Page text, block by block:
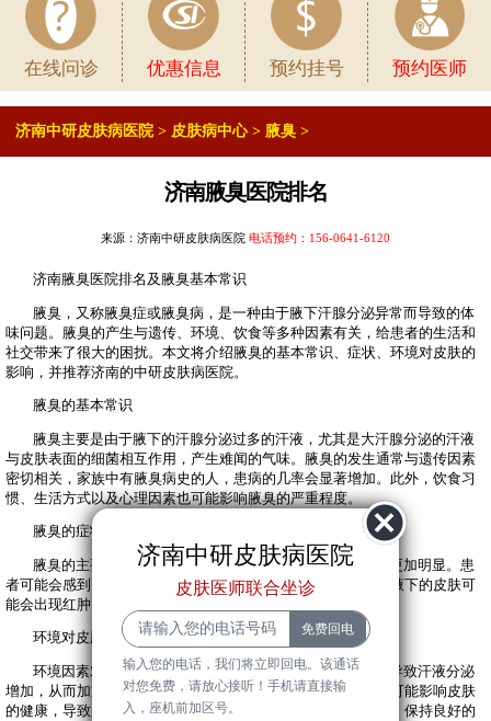
在线问诊 优惠信息 预约挂号 预约医师
济南中研皮肤病医院 > 皮肤病中心> 腋臭 >
济南腋臭医院排名
来源：济南中研皮肤病医院 电话预约： 156-0641-6120
济南腋臭医院排名及腋臭基本常识
腋臭，又称腋臭症或腋臭病，是一种由于腋下汗腺分泌异常而导致的体
味问题。腋臭的产生与遗传、环境、饮食等多种因素有关，给患者的生活和
社交带来了很大的困扰。本文将介绍腋臭的基本常识、症状、环境对皮肤的
影响，并推荐济南的中研皮肤病医院。
腋臭的基本常识
腋臭主要是由于腋下的汗腺分泌过多的汗液，尤其是大汗腺分泌的汗液
与皮肤表面的细菌相互作用，产生难闻的气味。腋臭的发生通常与遗传因素
密切相关，家族中有腋臭病史的人，患病的几率会显著增加。此外，饮食习
惯、生活方式以及心理因素也可能影响腋臭的严重程度。
腋臭的症状
腋臭的主要症状是腋下散发出刺鼻的气味，通常在出汗后更加明显。患
者可能会感到自卑，影响到日常生活和社交活动。除了气味，腋下的皮肤可
能会出现红肿、瘙痒等不适感，严重时可能导致皮肤感染。
环境对皮肤的影响
环境因素对腋臭的影响不容忽视。高温、高湿的环境容易导致汗液分泌
增加，从而加重腋臭的症状。此外，空气污染、生活压力等也可能影响皮肤
的健康，导致腋下皮肤的微生态失衡，进一步加重腋臭。因此，保持良好的
济南中研皮肤病医院
皮肤医师联合坐诊
输入您的电话，我们将立即回电。该通话
对您免费，请放心接听！手机请直接输
入，座机前加区号。